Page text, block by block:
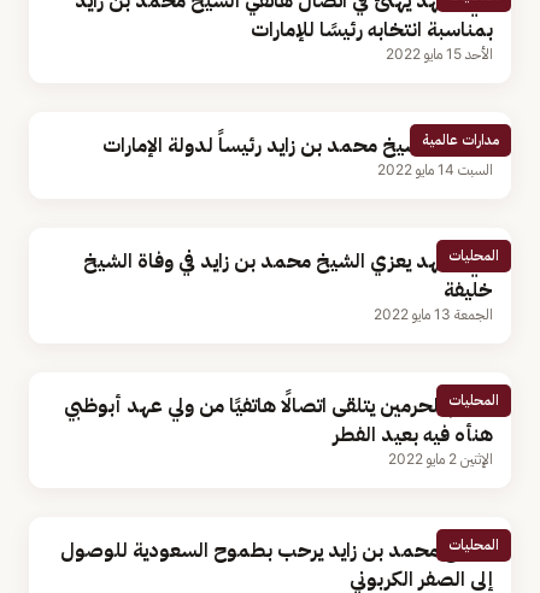
بمناسبة انتخابه رئيسًا للإمارات
الأحد 15 مايو 2022
مدارات عالمية
انتخاب الشيخ محمد بن زايد رئيساً لدولة الإمارات
السبت 14 مايو 2022
المحليات
ولي العهد يعزي الشيخ محمد بن زايد في وفاة الشيخ
خليفة
الجمعة 13 مايو 2022
المحليات
خادم الحرمين يتلقى اتصالًا هاتفيًا من ولي عهد أبوظبي
هنأه فيه بعيد الفطر
الإثنين 2 مايو 2022
المحليات
الشيخ محمد بن زايد يرحب بطموح السعودية للوصول
إلى الصفر الكربوني